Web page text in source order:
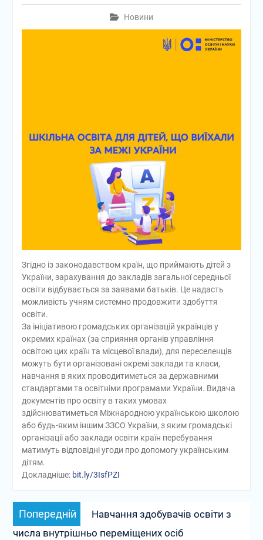
Новини
Згідно із законодавством країн, що приймають дітей з
України, зарахування до закладів загальної середньої
освіти відбувається за заявами батьків. Це надасть
можливість учням системно продовжити здобуття
освіти.
За ініціативою громадських організацій українців у
окремих країнах (за сприяння органів управління
освітою цих країн та місцевої влади), для переселенців
можуть бути організовані окремі заклади та класи,
навчання в яких проводитиметься за державними
стандартами та освітніми програмами України. Видача
документів про освіту в таких умовах
здійснюватиметься Міжнародною українською школою
або будь-яким іншим ЗЗСО України, з яким громадські
організації або заклади освіти країн перебування
матимуть відповідні угоди про допомогу українським
дітям.
Докладніше: bit.ly/3IsfPZI
Навігація
записів
Попередній
запис:
Навчання здобувачів освіти з
числа внутрішньо переміщених осіб